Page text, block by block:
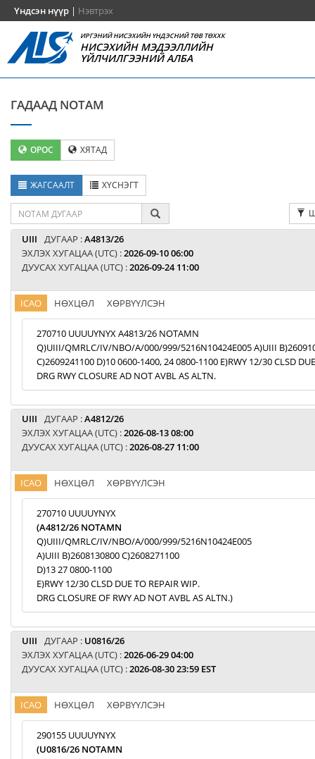
Үндсэн нүүр | Нэвтрэх
ИРГЭНИЙ НИСЭХИЙН ҮНДЭСНИЙ ТӨВ ТӨХХК
НИСЭХИЙН МЭДЭЭЛЛИЙН
ҮЙЛЧИЛГЭЭНИЙ АЛБА
ГАДААД NOTAM
ОРОС ХЯТАД
ЖАГСААЛТ ХҮСНЭГТ
UIII ДУГААР :A4813/26
ЭХЛЭХ ХУГАЦАА (UTC) :2026-09-10 06:00
ДУУСАХ ХУГАЦАА (UTC) :2026-09-24 11:00
ICAO НӨХЦӨЛ ХӨРВҮҮЛСЭН
270710 UUUUYNYX A4813/26 NOTAMN
Q)UIII/QMRLC/IV/NBO/A/000/999/5216N10424E005 A)UIII
C)2609241100 D)10 0600-1400, 24 0800-1100 E)RWY 12/30 CLSD
DRG RWY CLOSURE AD NOT AVBL AS ALTN.
UIII ДУГААР :A4812/26
ЭХЛЭХ ХУГАЦАА (UTC) :2026-08-13 08:00
ДУУСАХ ХУГАЦАА (UTC) :2026-08-27 11:00
ICAO НӨХЦӨЛ ХӨРВҮҮЛСЭН
270710 UUUUYNYX
(A4812/26 NOTAMN
Q)UIII/QMRLC/IV/NBO/A/000/999/5216N10424E005
A)UIII B)2608130800 C)2608271100
D)13 27 0800-1100
E)RWY 12/30 CLSD DUE TO REPAIR WIP.
DRG CLOSURE OF RWY AD NOT AVBL AS ALTN.)
UIII ДУГААР : U0816/26
ЭХЛЭХ ХУГАЦАА (UTC) :2026-06-29 04:00
ДУУСАХ ХУГАЦАА (UTC) :2026-08-30 23:59 EST
ICAO НӨХЦӨЛ ХӨРВҮҮЛСЭН
290155 UUUUYNYX
(U0816/26 NOTAMN